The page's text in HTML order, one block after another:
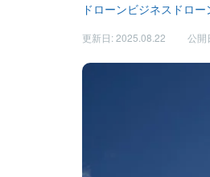
ドローンビジネス ドロ
更新日: 2025.08.22 公開